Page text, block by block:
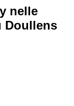
nelle
Doullens